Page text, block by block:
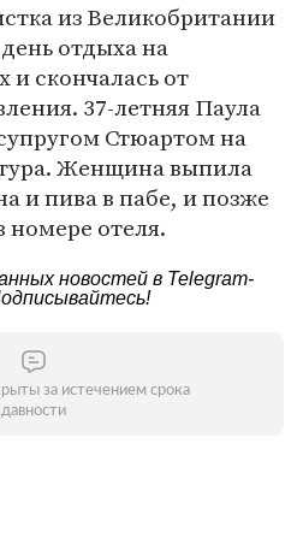
из Великобритании
отдыха на
и скончалась от
37-летняя Паула
Стюартом на
Женщина выпила
и пива в пабе, и позже
номере отеля.
новостей в Telegram-
за истечением срока
давности